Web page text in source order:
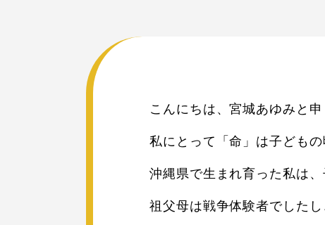
こんにちは、宮城あゆみと申
私にとって「命」は子ども
沖縄県で生まれ育った私は
祖父母は戦争体験者でした